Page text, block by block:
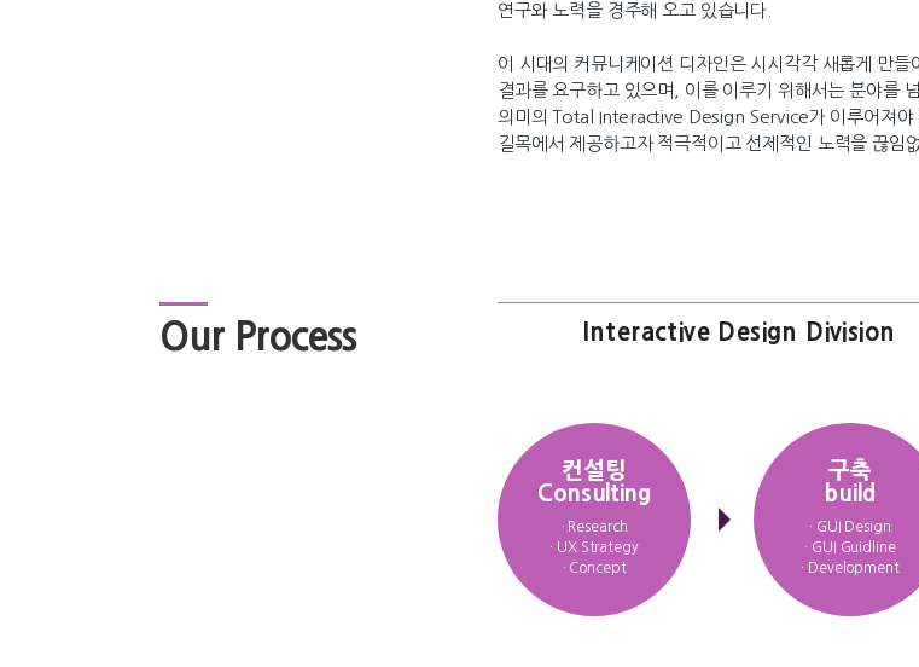
연구와 노력을 경주해 오고 있습니다.
이 시대의 커뮤니케이션 디자인은 시시각각 새롭게 만
결과를 요구하고 있으며, 이를 이루기 위해서는 분야를
의미의 Total Interactive Design Service가 이루어져야
길목에서 제공하고자 적극적이고 선제적인 노력을 끊임
Our Process Interactive Design Division
컨설팅
Consulting
· Research
· UX Strategy
· Concept
구축
build
· GUI Design
· GUI Guidline
· Development